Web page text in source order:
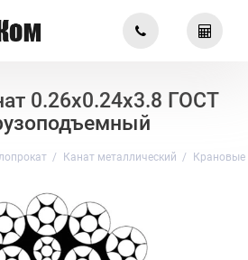
0.26х0.24х3.8 ГОСТ
Канат металлический Крановые